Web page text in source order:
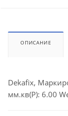
ОПИСАНИЕ
Dekafix,
мм.кв(P): 6.00